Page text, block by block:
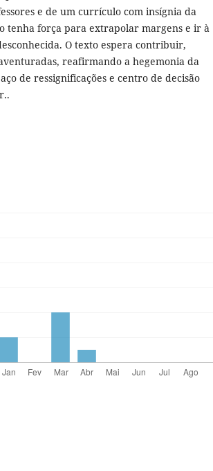
e de um currículo com insígnia da
tenha força para extrapolar margens e ir à
O texto espera contribuir,
reafirmando a hegemonia da
de ressignificações e centro de decisão